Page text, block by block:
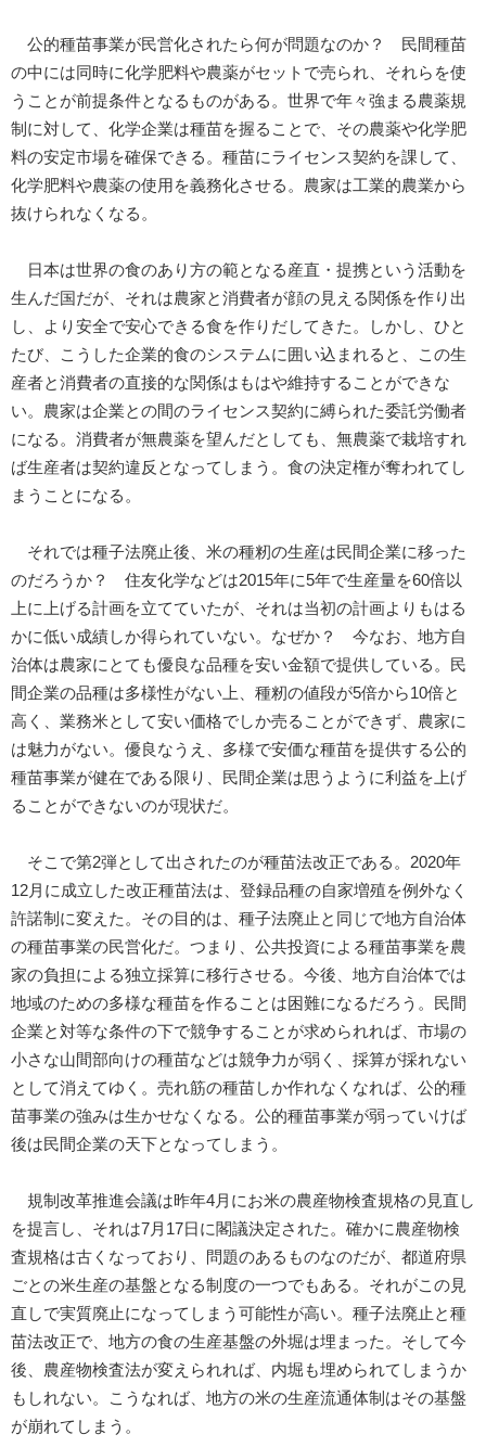
公的種苗事業が民営化されたら何が問題なのか？ 民間種苗
の中には同時に化学肥料や農薬がセットで売られ、それらを使
うことが前提条件となるものがある。世界で年々強まる農薬規
制に対して、化学企業は種苗を握ることで、その農薬や化学肥
料の安定市場を確保できる。種苗にライセンス契約を課して、
化学肥料や農薬の使用を義務化させる。農家は工業的農業から
抜けられなくなる。
日本は世界の食のあり方の範となる産直・提携という活動を
生んだ国だが、それは農家と消費者が顔の見える関係を作り出
し、より安全で安心できる食を作りだしてきた。しかし、ひと
たび、こうした企業的食のシステムに囲い込まれると、この生
産者と消費者の直接的な関係はもはや維持することができな
い。農家は企業との間のライセンス契約に縛られた委託労働者
になる。消費者が無農薬を望んだとしても、無農薬で栽培すれ
ば生産者は契約違反となってしまう。食の決定権が奪われてし
まうことになる。
それでは種子法廃止後、米の種籾の生産は民間企業に移った
のだろうか？ 住友化学などは2015年に5年で生産量を60倍以
上に上げる計画を立てていたが、それは当初の計画よりもはる
かに低い成績しか得られていない。なぜか？ 今なお、地方自
治体は農家にとても優良な品種を安い金額で提供している。民
間企業の品種は多様性がない上、種籾の値段が5倍から10倍と
高く、業務米として安い価格でしか売ることができず、農家に
は魅力がない。優良なうえ、多様で安価な種苗を提供する公的
種苗事業が健在である限り、民間企業は思うように利益を上げ
ることができないのが現状だ。
そこで第2弾として出されたのが種苗法改正である。2020年
12月に成立した改正種苗法は、登録品種の自家増殖を例外なく
許諾制に変えた。その目的は、種子法廃止と同じで地方自治体
の種苗事業の民営化だ。つまり、公共投資による種苗事業を農
家の負担による独立採算に移行させる。今後、地方自治体では
地域のための多様な種苗を作ることは困難になるだろう。民間
企業と対等な条件の下で競争することが求められれば、市場の
小さな山間部向けの種苗などは競争力が弱く、採算が採れない
として消えてゆく。売れ筋の種苗しか作れなくなれば、公的種
苗事業の強みは生かせなくなる。公的種苗事業が弱っていけば
後は民間企業の天下となってしまう。
規制改革推進会議は昨年4月にお米の農産物検査規格の見直し
を提言し、それは7月17日に閣議決定された。確かに農産物検
査規格は古くなっており、問題のあるものなのだが、都道府県
ごとの米生産の基盤となる制度の一つでもある。それがこの見
直しで実質廃止になってしまう可能性が高い。種子法廃止と種
苗法改正で、地方の食の生産基盤の外堀は埋まった。そして今
後、農産物検査法が変えられれば、内堀も埋められてしまうか
もしれない。こうなれば、地方の米の生産流通体制はその基盤
が崩れてしまう。